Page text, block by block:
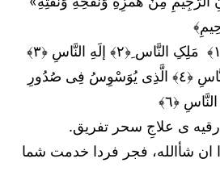
قُلْ أَعُوذُ بِرَبِّ النَّاسِ ﴿١﴾ مَلِکِ النَّاس ِ﴿٢﴾ إلَهِ النَّاسِ ﴿٣﴾
مِنْ شَرِّ الْوَسْوَاسِ الْخَنَّاسِ ﴿٤﴾ الَّذِی یُوَسْوِسُ فِی صُدُورِ
ی علاجِ سحر تفریق.
شأالله، فجر فردا خدمت شما